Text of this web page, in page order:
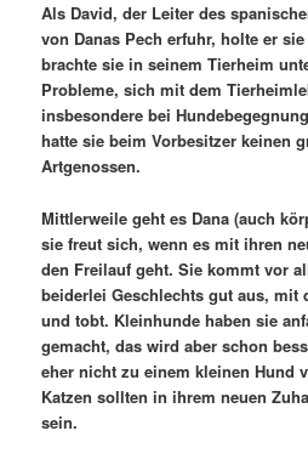
Als David, der Leiter des
von Danas Pech erfuhr, holte er
brachte sie in seinem Tierheim
Probleme, sich mit dem
insbesondere bei
hatte sie beim Vorbesitzer keinen
Artgenossen.
Mittlerweile geht es Dana (auch
sie freut sich, wenn es mit ihren
den Freilauf geht. Sie kommt vor
beiderlei Geschlechts gut aus, mit
und tobt. Kleinhunde haben sie
gemacht, das wird aber schon
eher nicht zu einem kleinen Hund
Katzen sollten in ihrem neuen
sein.